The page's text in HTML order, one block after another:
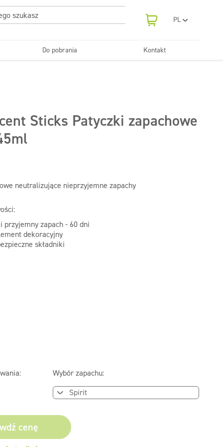
PL
RO
LV
Do pobrania Kontakt
Sticks Patyczki zapachowe
neutralizujące nieprzyjemne zapachy
przyjemny zapach - 60 dni
dekoracyjny
składniki
Wybór zapachu:
cenę